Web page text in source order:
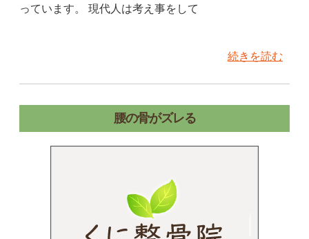
っています。 現代人は考え事をして
続きを読む
腰の骨がズレる